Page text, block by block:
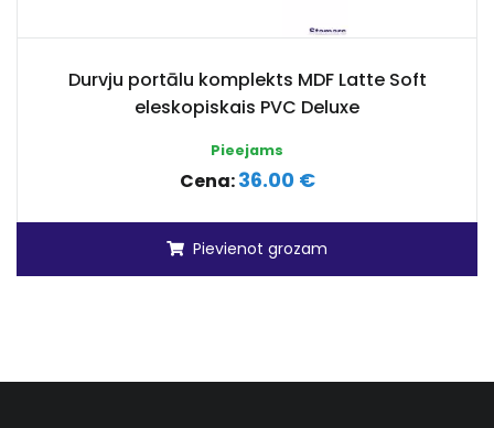
Durvju portālu komplekts MDF Latte Soft
eleskopiskais PVC Deluxe
Pieejams
Cena:36.00 €
Pievienot grozam